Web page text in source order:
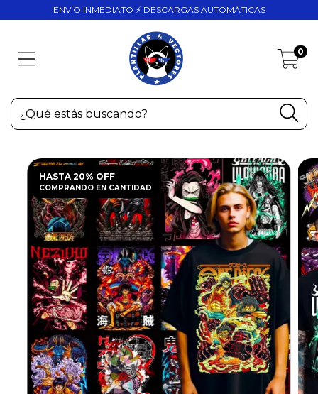
ENVÍO INMEDIATO ⚡ DESCARGAS AUTOMÁTICAS
0
HASTA 20% OFF
COMPRANDO EN CANTIDAD